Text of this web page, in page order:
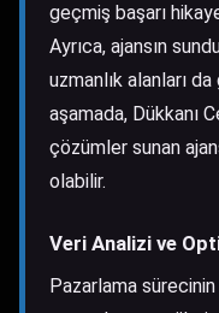
geçmiş başarı
Ayrıca, ajansın
uzmanlık alanları
aşamada, Dükkanı
çözümler sunan
olabilir.
Veri Analizi ve
Pazarlama